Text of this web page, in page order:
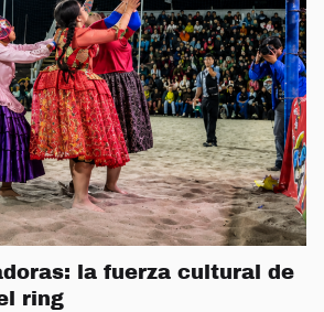
la fuerza cultural de
ring